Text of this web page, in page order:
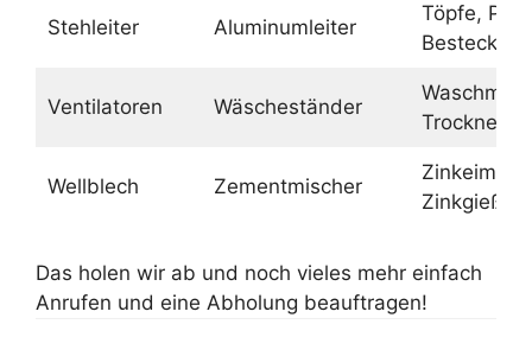
Stehleiter Aluminumleiter
Töpfe,
Besteck
Ventilatoren Wäscheständer
Trockner
Wellblech Zementmischer
Zinkeimer,
Das holen wir ab und noch vieles mehr einfach
Anrufen und eine Abholung beauftragen!